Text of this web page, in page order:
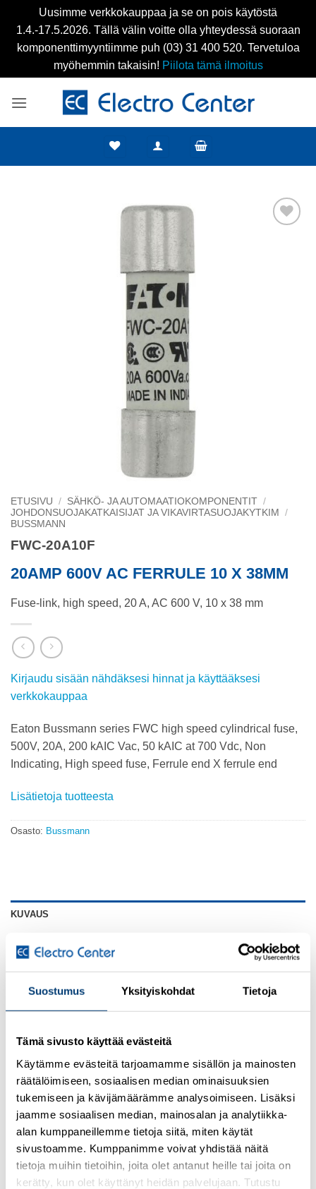
Suostumus Yksityiskohdat Tietoja
Tämä sivusto käyttää evästeitä
Käytämme evästeitä tarjoamamme sisällön ja mainosten
räätälöimiseen, sosiaalisen median ominaisuuksien
tukemiseen ja kävijämäärämme analysoimiseen. Lisäksi
jaamme sosiaalisen median, mainosalan ja analytiikka-
alan kumppaneillemme tietoja siitä, miten käytät
sivustoamme. Kumppanimme voivat yhdistää näitä
tietoja muihin tietoihin, joita olet antanut heille tai joita on
kerätty, kun olet käyttänyt heidän palvelujaan. Tutustu
Uusimme verkkokauppaa ja se on pois käytöstä
1.4.-17.5.2026. Tällä välin voitte olla yhteydessä suoraan
komponenttimyyntiimme puh (03) 31 400 520. Tervetuloa
myöhemmin takaisin! Piilota tämä ilmoitus
ETUSIVU / SÄHKÖ- JA AUTOMAATIOKOMPONENTIT /
JOHDONSUOJAKATKAISIJAT JA VIKAVIRTASUOJAKYTKIM
/
BUSSMANN
FWC-20A10F
20AMP 600V AC FERRULE 10 X 38MM
Fuse-link, high speed, 20 A, AC 600 V, 10 x 38 mm
Kirjaudu sisään nähdäksesi hinnat ja käyttääksesi
verkkokauppaa
Eaton Bussmann series FWC high speed cylindrical fuse,
500V, 20A, 200 kAIC Vac, 50 kAIC at 700 Vdc, Non
Indicating, High speed fuse, Ferrule end X ferrule end
Lisätietoja tuotteesta
Osasto: Bussmann
KUVAUS
GENERAL SPECIFICATIONS
Eaton Bussmann series high speed cylindrical fuse
FWC-20A10F
EAN
5027590499354
UPC
051712796460
PRODUCT LENGTH/DEPTH